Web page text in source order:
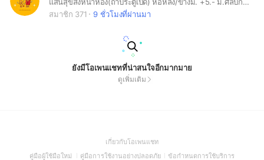
สมาชิก 371
9 ชั่วโมงที่ผ่านมา
ยังมีโอเพนแชทที่น่าสนใจอีกมากมาย
ดูเพิ่มเติม
เกี่ยวกับโอเพนแชท(Open
in
คู่มือผู้ใช้มือใหม่ (Open
คู่มือการใช้งานอย่างปลอดภัย(Open
ข้อกำหนดการใช้บริการ(Open